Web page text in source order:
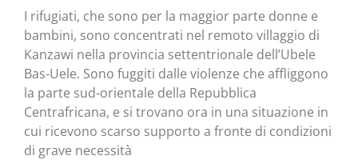
I rifugiati, che sono per la maggior parte donne e
bambini, sono concentrati nel remoto villaggio di
Kanzawi nella provincia settentrionale dell’Ubele
Bas-Uele. Sono fuggiti dalle violenze che affliggono
la parte sud-orientale della Repubblica
Centrafricana, e si trovano ora in una situazione in
cui ricevono scarso supporto a fronte di condizioni
di grave necessità